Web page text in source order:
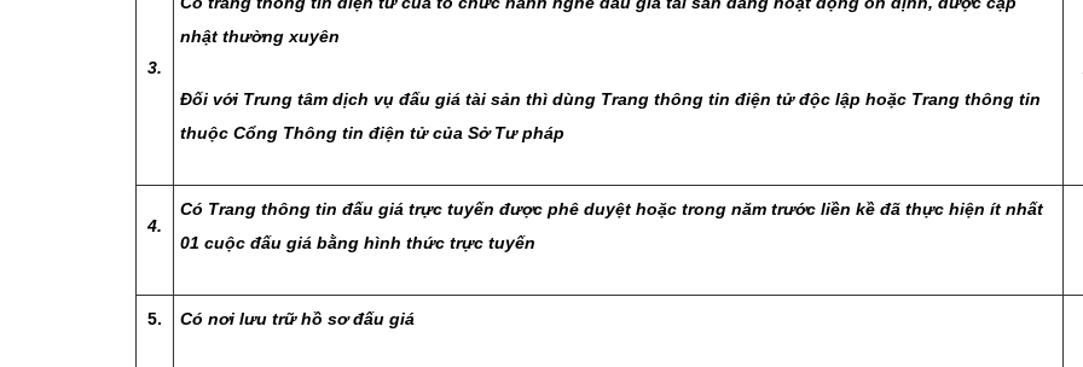
3.
nhật thường xuyên
Đối với Trung tâm dịch vụ đấu giá tài sản thì dùng Trang thông tin điện tử độc lập hoặc Trang thông tin
thuộc Cổng Thông tin điện tử của Sở Tư pháp
4.
Có Trang thông tin đấu giá trực tuyến được phê duyệt hoặc trong năm trước liền kề đã thực hiện ít nhất
01 cuộc đấu giá bằng hình thức trực tuyến
5. Có nơi lưu trữ hồ sơ đấu giá